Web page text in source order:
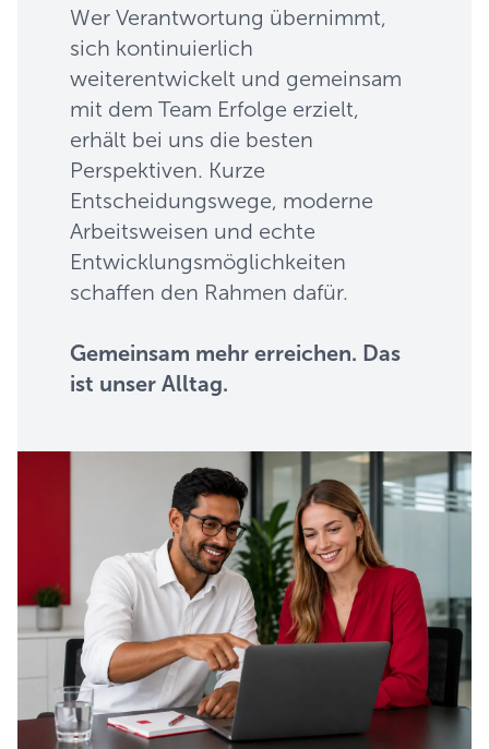
Wer Verantwortung übernimmt,
sich kontinuierlich
weiterentwickelt und gemeinsam
mit dem Team Erfolge erzielt,
erhält bei uns die besten
Perspektiven. Kurze
Entscheidungswege, moderne
Arbeitsweisen und echte
Entwicklungsmöglichkeiten
schaffen den Rahmen dafür.
Gemeinsam mehr erreichen. Das
ist unser Alltag.